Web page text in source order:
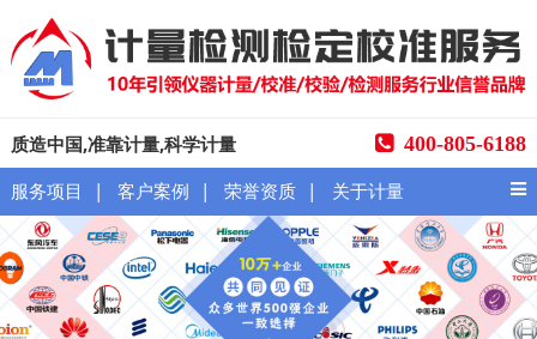
质造中国,准靠计量,科学计量 400-805-6188
服务项目 | 客户案例 | 荣誉资质 | 关于计量